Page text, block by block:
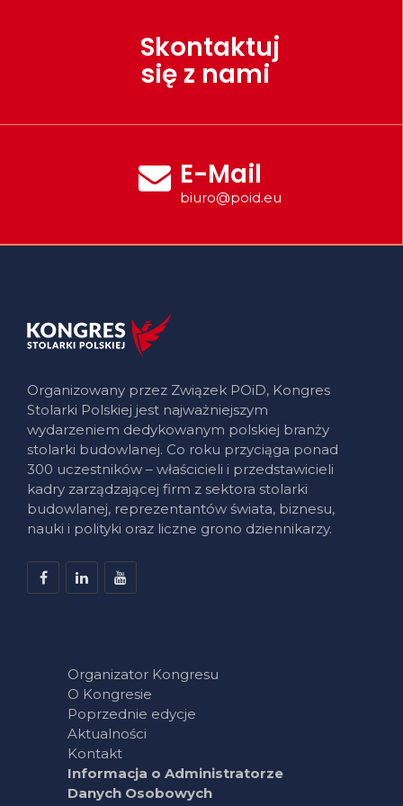
Skontaktuj
się z nami
E-Mail
biuro@poid.eu
Organizowany przez Związek POiD, Kongres
Stolarki Polskiej jest najważniejszym
wydarzeniem dedykowanym polskiej branży
stolarki budowlanej. Co roku przyciąga ponad
300 uczestników – właścicieli i przedstawicieli
kadry zarządzającej firm z sektora stolarki
budowlanej, reprezentantów świata, biznesu,
nauki i polityki oraz liczne grono dziennikarzy.
Organizator Kongresu
O Kongresie
Poprzednie edycje
Aktualności
Kontakt
Informacja o Administratorze
Danych Osobowych